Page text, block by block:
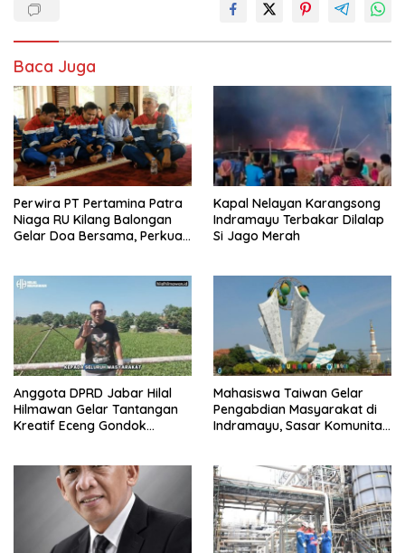
Baca Juga
Perwira PT Pertamina Patra
Niaga RU Kilang Balongan
Gelar Doa Bersama, Perkuat
Kapal Nelayan Karangsong
Indramayu Terbakar Dilalap
Si Jago Merah
Anggota DPRD Jabar Hilal
Hilmawan Gelar Tantangan
Kreatif Eceng Gondok
Mahasiswa Taiwan Gelar
Pengabdian Masyarakat di
Indramayu, Sasar Komunitas